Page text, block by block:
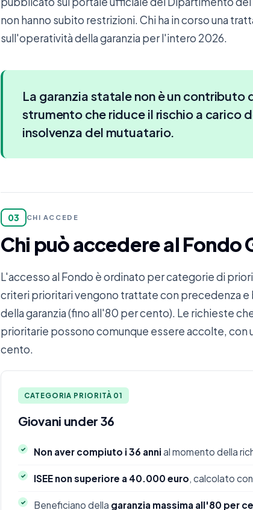
non hanno subito restrizioni. Chi ha in corso una
sull'operatività della garanzia per l'intero 2026.
La garanzia statale non è un
strumento che riduce il rischio a carico
insolvenza del mutuatario.
03 CHI ACCEDE
Chi può accedere al Fondo
L'accesso al Fondo è ordinato per categorie di
criteri prioritari vengono trattate con precedenza e
della garanzia (fino all'80 per cento). Le richieste
prioritarie possono comunque essere accolte, con
cento.
CATEGORIA PRIORITÀ 01
Giovani under 36
Non aver compiuto i 36 annial momento della
ISEE non superiore a 40.000 euro , calcolato
Beneficiano della garanzia massima all'80 per